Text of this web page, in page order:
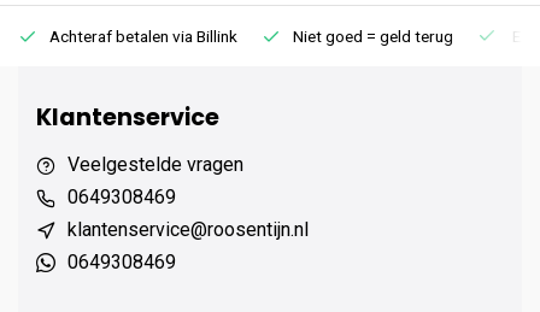
Achteraf betalen via Billink Niet goed = geld terug
Klantenservice
Veelgestelde vragen
0649308469
klantenservice@roosentijn.nl
0649308469